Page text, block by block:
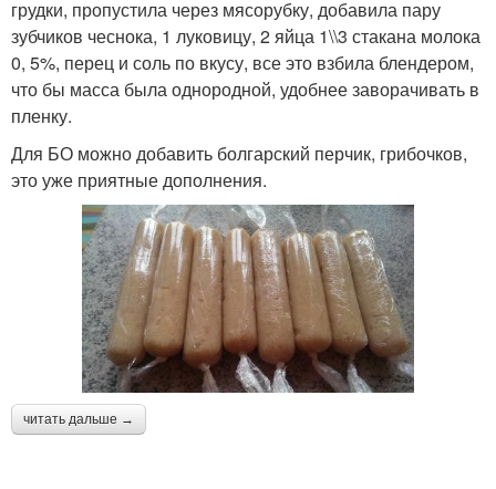
грудки, пропустила через мясорубку, добавила пару
зубчиков чеснока, 1 луковицу, 2 яйца 1\\3 стакана молока
0, 5%, перец и соль по вкусу, все это взбила блендером,
что бы масса была однородной, удобнее заворачивать в
пленку.
Для БО можно добавить болгарский перчик, грибочков,
это уже приятные дополнения.
читать дальше →